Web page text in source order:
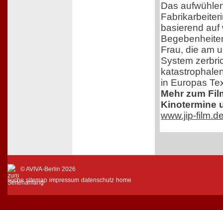
Das
basierend auf
Frau, die am
System
in Europas
Mehr zum
Kinotermine
www.jip-
© AVIVA-Berlin 2026
suche sitemap impressum datenschutz home